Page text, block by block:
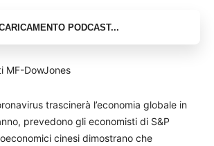
MF-DowJones
trascinerà l’economia globale in
prevedono gli economisti di S&P
cinesi dimostrano che